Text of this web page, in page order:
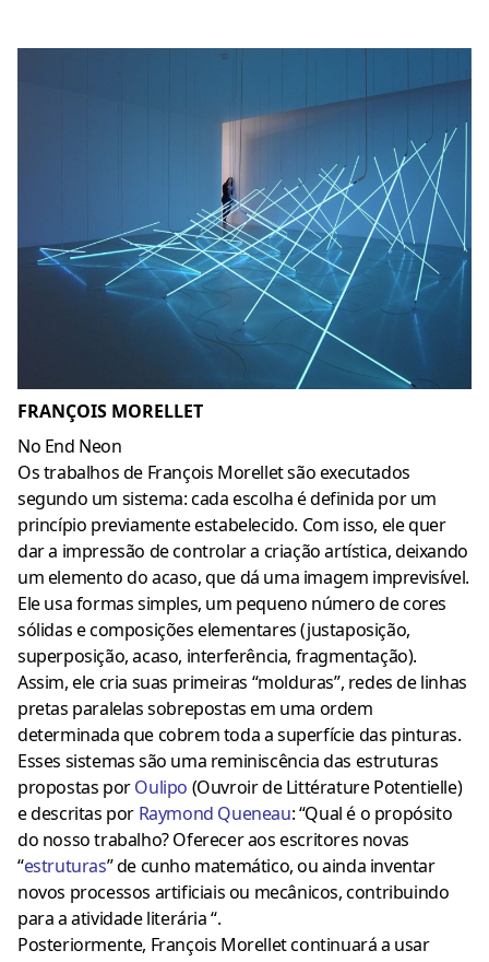
FRANÇOIS MORELLET
No End Neon
Os trabalhos de François Morellet são executados
segundo um sistema: cada escolha é definida por um
princípio previamente estabelecido. Com isso, ele quer
dar a impressão de controlar a criação artística, deixando
um elemento do acaso, que dá uma imagem imprevisível.
Ele usa formas simples, um pequeno número de cores
sólidas e composições elementares (justaposição,
superposição, acaso, interferência, fragmentação).
Assim, ele cria suas primeiras “molduras”, redes de linhas
pretas paralelas sobrepostas em uma ordem
determinada que cobrem toda a superfície das pinturas.
Esses sistemas são uma reminiscência das estruturas
propostas porOulipo (Ouvroir de Littérature Potentielle)
e descritas por Raymond Queneau: “Qual é o propósito
do nosso trabalho? Oferecer aos escritores novas
“estruturas” de cunho matemático, ou ainda inventar
novos processos artificiais ou mecânicos, contribuindo
para a atividade literária “.
Posteriormente, François Morellet continuará a usar